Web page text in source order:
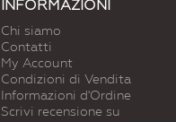
INFORMAZIONI
Chi siamo
Contatti
My Account
Condizioni di Vendita
Informazioni d'Ordine
Scrivi recensione su